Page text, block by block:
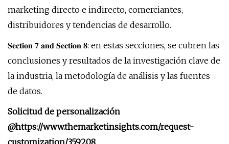
marketing directo e indirecto, comerciantes,
distribuidores y tendencias de desarrollo.
𝐒𝐞𝐜𝐭𝐢𝐨𝐧 𝟕 𝐚𝐧𝐝 𝐒𝐞𝐜𝐭𝐢𝐨𝐧 𝟖: en estas secciones, se cubren las
conclusiones y resultados de la investigación clave de
la industria, la metodología de análisis y las fuentes
de datos.
Solicitud de personalización
@https://www.themarketinsights.com/request-
customization/359208